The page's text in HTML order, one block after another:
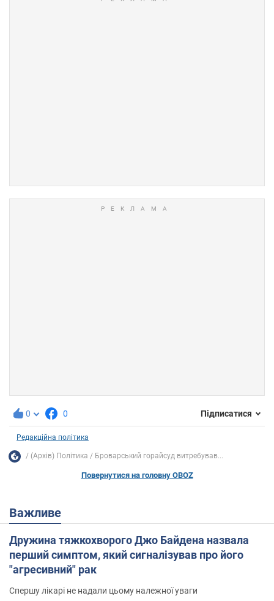
0 0 Підписатися
Редакційна політика
(Архів) Політика Броварський горайсуд витребував...
Повернутися на головну OBOZ
Важливе
Дружина тяжкохворого Джо Байдена назвала
перший симптом, який сигналізував про його
"агресивний" рак
Спершу лікарі не надали цьому належної уваги